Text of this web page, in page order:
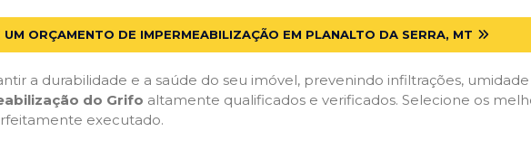
UM ORÇAMENTO DE IMPERMEABILIZAÇÃO EM PLANALTO DA SERRA, MT
a durabilidade e a saúde do seu imóvel, prevenindo infiltrações,
do Grifo altamente qualificados e verificados. Selecione os
executado.